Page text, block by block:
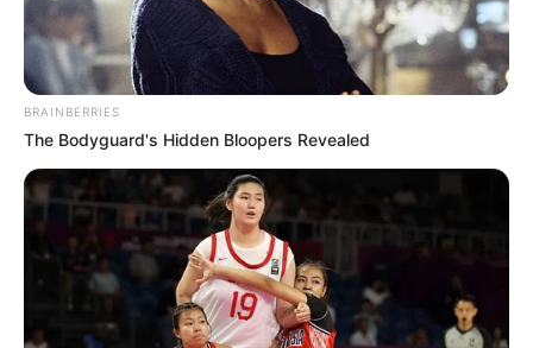
(foto: playstore)
Berlanjut ke aplikasi selanjutnya, Aplikasi Translate Bahasa Jawa
karya Code Source Studio bisa jadi pilihan berikutnya.
Aplikasi ini diciptakan untuk menerjemahkan bahasa dalam
BRAINBERRIES
The Bodyguard's Hidden Bloopers Revealed